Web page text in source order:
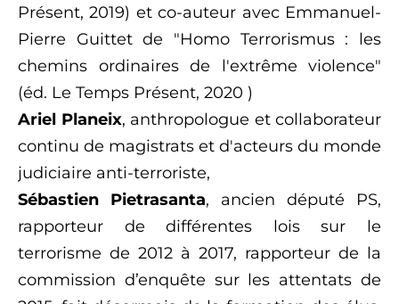
Présent, 2019) et co-auteur avec Emmanuel-
Pierre Guittet de "Homo Terrorismus : les
chemins ordinaires de l'extrême violence"
(éd. Le Temps Présent, 2020 )
Ariel Planeix, anthropologue et collaborateur
continu de magistrats et d'acteurs du monde
judiciaire anti-terroriste,
Sébastien Pietrasanta, ancien député PS,
rapporteur de différentes lois sur le
terrorisme de 2012 à 2017, rapporteur de la
commission d’enquête sur les attentats de